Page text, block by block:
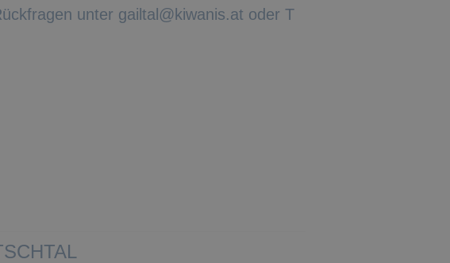
unter gailtal@kiwanis.at oder T